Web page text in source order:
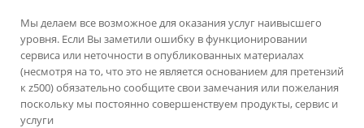
Мы делаем все возможное для оказания услуг наивысшего
уровня. Если Вы заметили ошибку в функционировании
сервиса или неточности в опубликованных материалах
(несмотря на то, что это не является основанием для претензий
к z500) обязательно сообщите свои замечания или пожелания
поскольку мы постоянно совершенствуем продукты, сервис и
услуги